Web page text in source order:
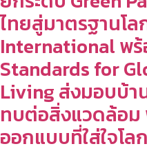
ไทยสู่มาตรฐานโล
International พ
Standards for
Living ส่งมอบบ้
ทบต่อสิ่งแวดล้อ
ออกแบบที่ใส่ใจโลก